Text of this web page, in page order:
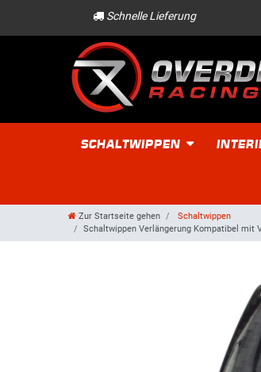
Schnelle Lieferung
SCHALTWIPPEN
Zur Startseite gehen
Schaltwippen
Schaltwippen Verlängerung Kompatibel mit